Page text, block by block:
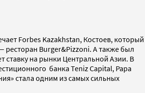
Forbes Kazakhstan, Костоев, который
ресторан Burger&Pizzoni. А также был
ставку на рынки Центральной Азии. В
банка Teniz Capital, Papa
стала одним из самых сильных